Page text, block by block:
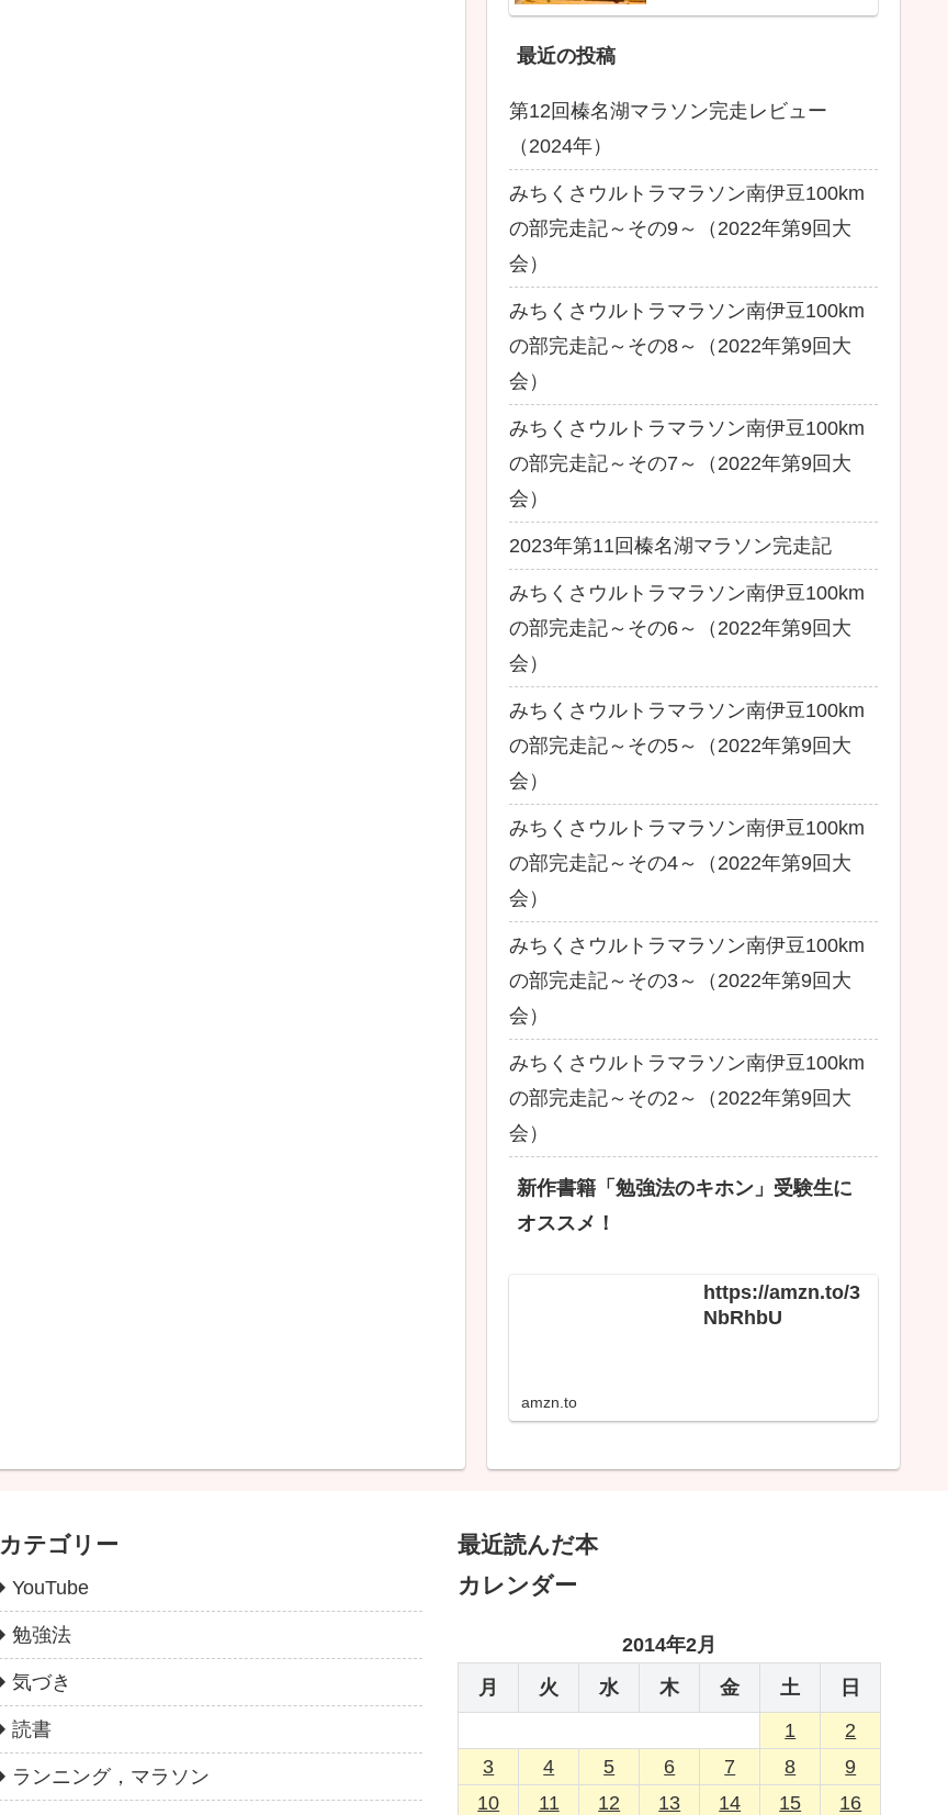
最近の投稿
第12回榛名湖マラソン完走レビュー
（2024年）
みちくさウルトラマラソン南伊豆100km
の部完走記～その9～（2022年第9回大
会）
みちくさウルトラマラソン南伊豆100km
の部完走記～その8～（2022年第9回大
会）
みちくさウルトラマラソン南伊豆100km
の部完走記～その7～（2022年第9回大
会）
2023年第11回榛名湖マラソン完走記
みちくさウルトラマラソン南伊豆100km
の部完走記～その6～（2022年第9回大
会）
みちくさウルトラマラソン南伊豆100km
の部完走記～その5～（2022年第9回大
会）
みちくさウルトラマラソン南伊豆100km
の部完走記～その4～（2022年第9回大
会）
みちくさウルトラマラソン南伊豆100km
の部完走記～その3～（2022年第9回大
会）
みちくさウルトラマラソン南伊豆100km
の部完走記～その2～（2022年第9回大
会）
新作書籍「勉強法のキホン」受験生に
オススメ！
https://amzn.to/3
NbRhbU
amzn.to
カテゴリー
YouTube
勉強法
気づき
読書
ランニング，マラソン
最近読んだ本
カレンダー
2014年2月
月
火 水 木 金 土
日
1
2
3
4 5 6 7 8
9
10
11 12 13 14 15 16